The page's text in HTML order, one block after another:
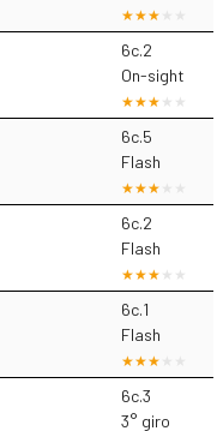
6c.2
On-sight
6c.5
Flash
6c.2
Flash
6c.1
Flash
6c.3
3° giro